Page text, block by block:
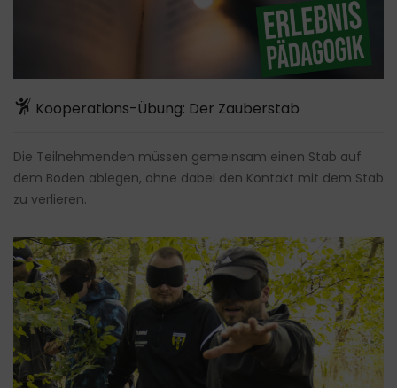
Kooperations-Übung: Der Zauberstab
Die Teilnehmenden müssen gemeinsam einen Stab auf
dem Boden ablegen, ohne dabei den Kontakt mit dem Stab
zu verlieren.